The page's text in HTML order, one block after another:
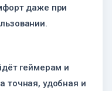
даже при
геймерам и
точная, удобная и